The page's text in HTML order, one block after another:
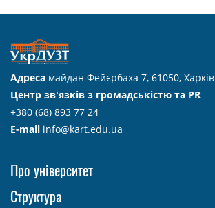
Адреса майдан Фейєрбаха 7, 61050, Харків
Центр зв'язків з громадськістю та PR
+380 (68) 893 77 24
E-mail info@kart.edu.ua
Про університет
Структура